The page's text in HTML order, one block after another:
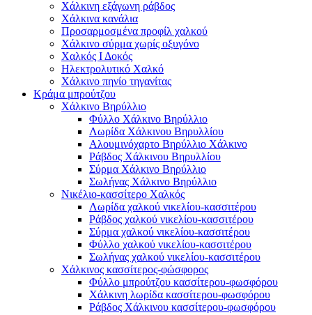
Χάλκινη εξάγωνη ράβδος
Χάλκινα κανάλια
Προσαρμοσμένα προφίλ χαλκού
Χάλκινο σύρμα χωρίς οξυγόνο
Χαλκός Ι Δοκός
Ηλεκτρολυτικό Χαλκό
Χάλκινο πηνίο τηγανίτας
Κράμα μπρούτζου
Χάλκινο Βηρύλλιο
Φύλλο Χάλκινο Βηρύλλιο
Λωρίδα Χάλκινου Βηρυλλίου
Αλουμινόχαρτο Βηρύλλιο Χάλκινο
Ράβδος Χάλκινου Βηρυλλίου
Σύρμα Χάλκινο Βηρύλλιο
Σωλήνας Χάλκινο Βηρύλλιο
Νικέλιο-κασσίτερο Χαλκός
Λωρίδα χαλκού νικελίου-κασσιτέρου
Ράβδος χαλκού νικελίου-κασσιτέρου
Σύρμα χαλκού νικελίου-κασσιτέρου
Φύλλο χαλκού νικελίου-κασσιτέρου
Σωλήνας χαλκού νικελίου-κασσιτέρου
Χάλκινος κασσίτερος-φώσφορος
Φύλλο μπρούτζου κασσίτερου-φωσφόρου
Χάλκινη λωρίδα κασσίτερου-φωσφόρου
Ράβδος Χάλκινου κασσίτερου-φωσφόρου